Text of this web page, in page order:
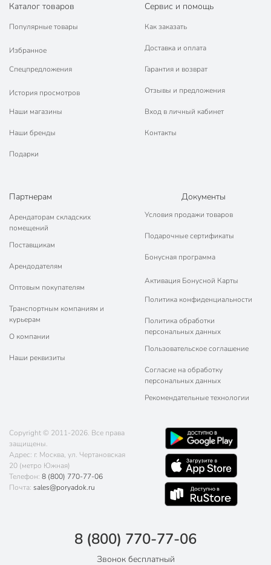
Каталог товаров
Популярные товары
Избранное
Спецпредложения
История просмотров
Наши магазины
Наши бренды
Подарки
Сервис и помощь
Как заказать
Доставка и оплата
Гарантия и возврат
Отзывы и предложения
Вход в личный кабинет
Контакты
Партнерам
Арендаторам складских
помещений
Поставщикам
Арендодателям
Оптовым покупателям
Транспортным компаниям и
курьерам
О компании
Наши реквизиты
Документы
Условия продажи товаров
Подарочные сертификаты
Бонусная программа
Активация Бонусной Карты
Политика конфиденциальности
Политика обработки
персональных данных
Пользовательское соглашение
Согласие на обработку
персональных данных
Рекомендательные технологии
Copyright © 2011-2026. Все права
защищены.
Адрес: г. Москва, ул. Чертановская
20 (метро Южная)
Телефон: 8 (800) 770-77-06
Почта: sales@poryadok.ru
8 (800) 770-77-06
Звонок бесплатный